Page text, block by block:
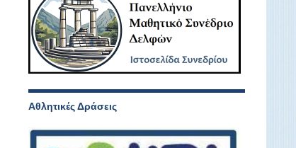
Αθλητικές Δράσεις